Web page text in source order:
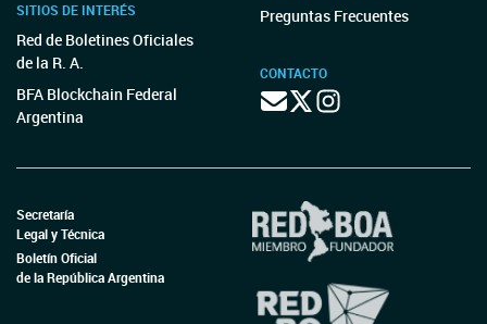
SITIOS DE INTERÉS
Red de Boletines Oficiales
de la R. A.
BFA Blockchain Federal
Argentina
Preguntas Frecuentes
CONTACTO
Secretaría
Legal y Técnica
Boletín Oficial
de la República Argentina